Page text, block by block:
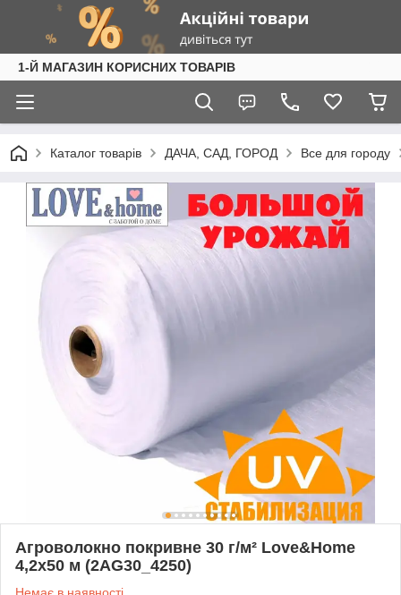
1-Й МАГАЗИН КОРИСНИХ ТОВАРІВ
Каталог товарів ДАЧА, САД, ГОРОД Все для городу
Агроволокно покривне 30 г/м² Love&Home
4,2х50 м (2AG30_4250)
Немає в наявності